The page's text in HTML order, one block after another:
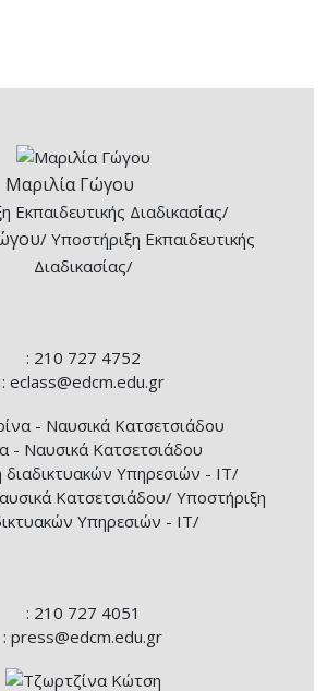
Μαριλία Γώγου
Εκπαιδευτικής Διαδικασίας/
/ Υποστήριξη Εκπαιδευτικής
Διαδικασίας/
: 210 727 4752
: eclass@edcm.edu.gr
- Ναυσικά Κατσετσιάδου
διαδικτυακών Υπηρεσιών - ΙΤ/
Κατσετσιάδου/ Υποστήριξη
Υπηρεσιών - ΙΤ/
: 210 727 4051
: press@edcm.edu.gr